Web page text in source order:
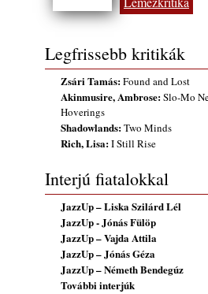
rész: Irving Ashby –
10 éve halt meg lapunk
helyettese, Csányi Attila
2026. augusztus 04.
45 éve történt… Jazz-rock
ből - Shakatak „Drivin’
2026. augusztus 03.
Jazz a Márványteremben
január 4.)
2026. augusztus 03.
Gondolataim - 2026 (XI.
2026. augusztus 02.
Exkluzív interjú Bóna
2026. augusztus 01.
Legfrissebb kritikák
Zsári Tamás:Found and Lost
Akinmusire, Ambrose:Slo-Mo
Hoverings
Shadowlands:Two Minds
Rich, Lisa:I Still Rise
Interjú fiatalokkal
JazzUp – Liska Szilárd Lél
JazzUp - Jónás Fülöp
JazzUp – Vajda Attila
JazzUp – Jónás Géza
JazzUp – Németh Bendegúz
További interjúk